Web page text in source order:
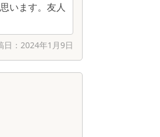
います。友人
日： 2024年1月9日